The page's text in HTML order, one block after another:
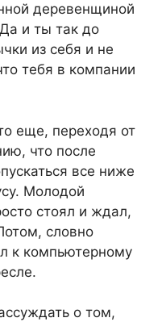
деревенщиной
и ты так до
из себя и не
тебя в компании
еще, переходя от
что после
все ниже
Молодой
стоял и ждал,
словно
к компьютерному
о том,